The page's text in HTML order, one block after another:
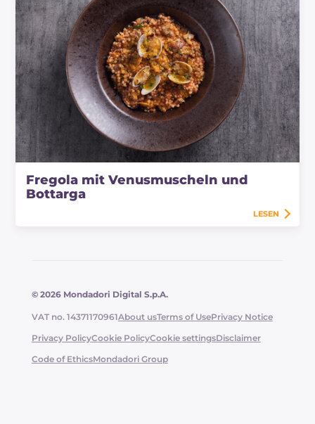
Fregola mit Venusmuscheln und
Bottarga
LESEN
© 2026 Mondadori Digital S.p.A.
VAT no. 14371170961About usTerms of UsePrivacy Notice
Privacy PolicyCookie PolicyCookie settingsDisclaimer
Code of EthicsMondadori Group